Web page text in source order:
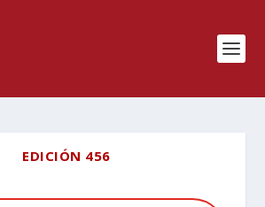
EDICIÓN 456